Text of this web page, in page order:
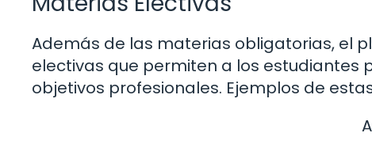
Además de las materias obligatorias, el
electivas que permiten a los estudiantes
objetivos profesionales. Ejemplos de